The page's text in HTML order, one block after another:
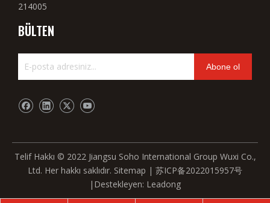
214005
BÜLTEN
Abone ol
Telif Hakkı © 2022 Jiangsu Soho International Group Wuxi Co.,
Ltd. Her hakkı saklıdır. Sitemap | 苏ICP备2022015957号
|Destekleyen: Leadong